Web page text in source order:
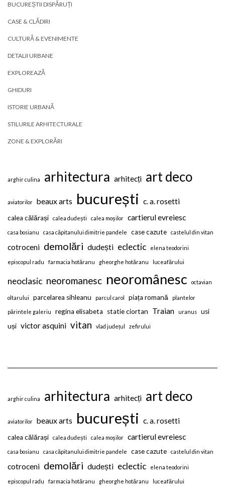
BUCUREȘTII DISPĂRUȚI
CASE & CLĂDIRI
CULTURĂ & EVENIMENTE
DETALII URBANE
EXPLOREAZĂ
GHIDURI
ISTORIE URBANĂ
STILURILE ARHITECTURALE
ZONE & EXPLORĂRI
arghir culina arhitectura arhitecți art deco
aviatorilor beaux arts bucurești c. a. rosetti
calea călărași calea dudești calea moșilor cartierul evreiesc
casa bosianu casa căpitanului dimitrie pandele case cazute castelul din vitan
cotroceni demolări dudești eclectic elena teodorini
episcopul radu farmacia hotăranu gheorghe hotăranu luceafărului
neoclasic neoromanesc neoromânesc octavian
oltarului parcelarea sihleanu parcul carol piața romană plantelor
părintele galeriu regina elisabeta statie ciortan Traian uranus
usi
uși victor asquini vitan vlad județul zefirului
arghir culina arhitectura arhitecți art deco
aviatorilor beaux arts bucurești c. a. rosetti
calea călărași calea dudești calea moșilor cartierul evreiesc
casa bosianu casa căpitanului dimitrie pandele case cazute castelul din vitan
cotroceni demolări dudești eclectic elena teodorini
episcopul radu farmacia hotăranu gheorghe hotăranu luceafărului